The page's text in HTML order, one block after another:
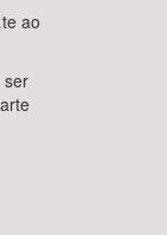
ao
ser